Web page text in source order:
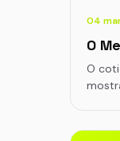
04
O
O